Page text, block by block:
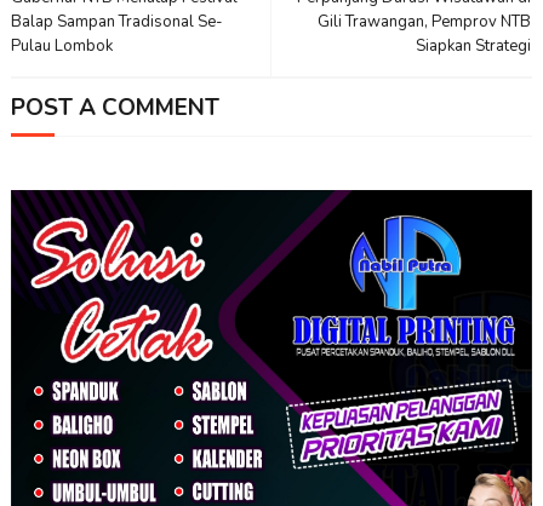
Gili Trawangan, Pemprov NTB
Siapkan Strategi
Balap Sampan Tradisonal Se-
Pulau Lombok
POST A COMMENT